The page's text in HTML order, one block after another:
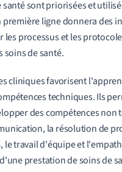
santé sont priorisées et
première ligne donnera des
les processus et les
soins de santé.
cliniques favorisent
techniques. Ils
des compétences non
la résolution de
, le travail d'équipe et
prestation de soins de